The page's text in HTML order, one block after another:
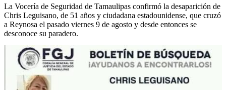
La Vocería de Seguridad de Tamaulipas confirmó la desaparición de
Chris Leguisano, de 51 años y ciudadana estadounidense, que cruzó
a Reynosa el pasado viernes 9 de agosto y desde entonces se
desconoce su paradero.